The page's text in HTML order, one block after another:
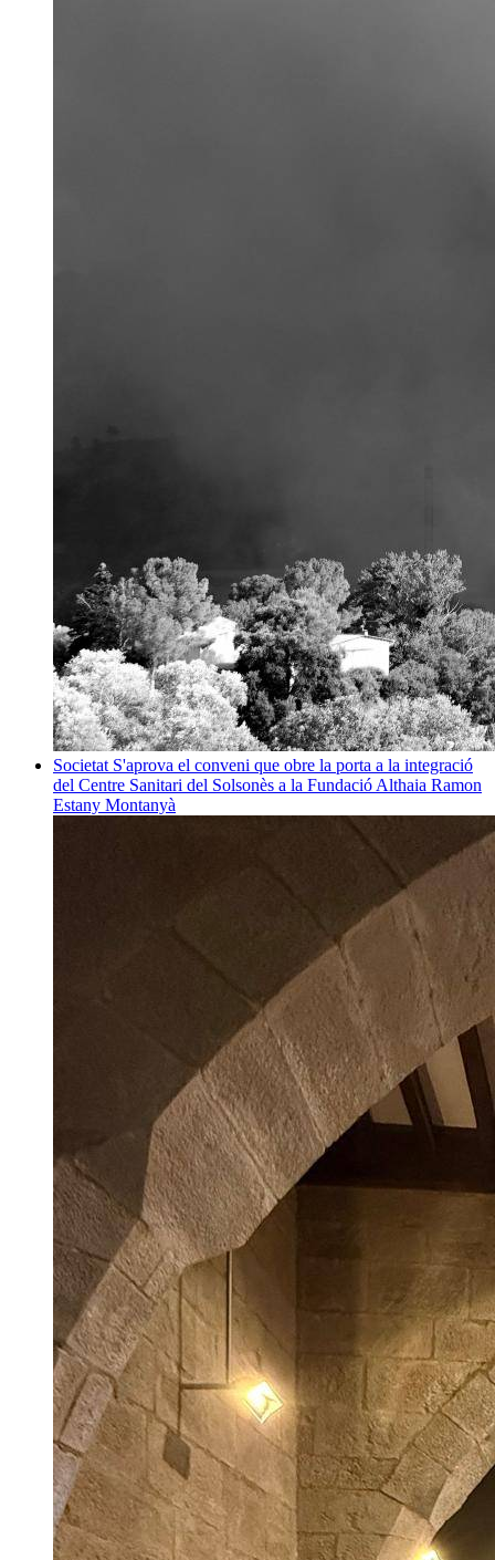
Societat S'aprova el conveni que obre la porta a la integració
del Centre Sanitari del Solsonès a la Fundació Althaia Ramon
Estany Montanyà